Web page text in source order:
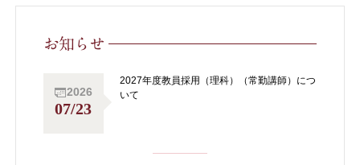
お知らせ
2026
07/23
2027年度教員採用（理科）（常勤講師）につ
いて